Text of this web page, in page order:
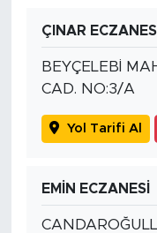
ÇINAR ECZANESİ
BEYÇELEBİ
CAD. NO:3/A
Yol Tarifi Al
EMİN ECZANESİ